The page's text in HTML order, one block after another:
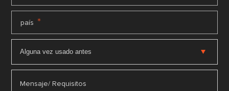
país *
Mensaje/ Requisitos